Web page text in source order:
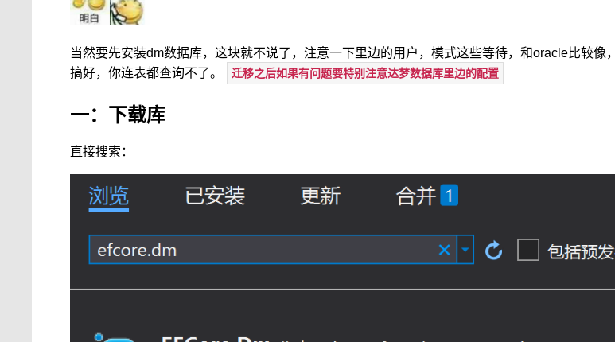
当然要先安装dm数据库，这块就不说了，注意一下里边的用户，模式这些等待，和oracle比较像
搞好，你连表都查询不了。
迁移之后如果有问题要特别注意达梦数据库里边的配置
一：下载库
直接搜索：